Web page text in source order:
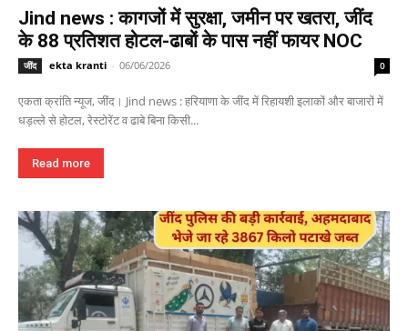
Jind news : कागजों में सुरक्षा, जमीन पर खतरा, जींद
के 88 प्रतिशत होटल-ढाबों के पास नहीं फायर NOC
जींद ekta kranti - 06/06/2026 0
एकता क्रांति न्यूज, जींद। Jind news : हरियाणा के जींद में रिहायशी इलाकों और बाजारों में
धड़ल्ले से होटल, रेस्टोरेंट व ढाबे बिना किसी...
Read more